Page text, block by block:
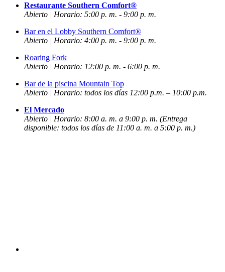
Restaurante Southern Comfort®
Abierto | Horario: 5:00 p. m. - 9:00 p. m.
Bar en el Lobby Southern Comfort®
Abierto | Horario: 4:00 p. m. - 9:00 p. m.
Roaring Fork
Abierto | Horario: 12:00 p. m. - 6:00 p. m.
Bar de la piscina Mountain Top
Abierto | Horario: todos los días 12:00 p.m. – 10:00 p.m.
El Mercado
Abierto | Horario: 8:00 a. m. a 9:00 p. m. (Entrega
disponible: todos los días de 11:00 a. m. a 5:00 p. m.)